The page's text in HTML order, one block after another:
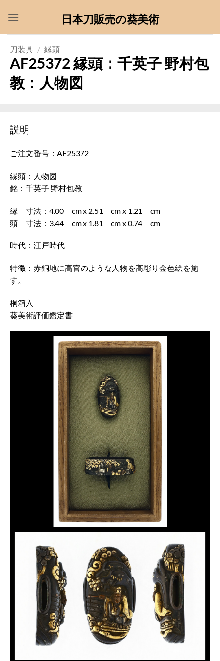
日本刀販売の葵美術
刀装具 / 縁頭
AF25372 縁頭：千英子 野村包
教：人物図
説明
ご注文番号：AF25372
縁頭：人物図
銘：千英子 野村包教
縁 寸法：4.00 cm x 2.51 cm x 1.21 cm
頭 寸法：3.44 cm x 1.81 cm x 0.74 cm
時代：江戸時代
特徴：赤銅地に高官のような人物を高彫り金色絵を施
す。
桐箱入
葵美術評価鑑定書